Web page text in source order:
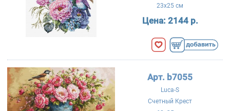
23x25 см
Цена: 2144 р.
Арт. b7055
Luca-S
Счетный Крест